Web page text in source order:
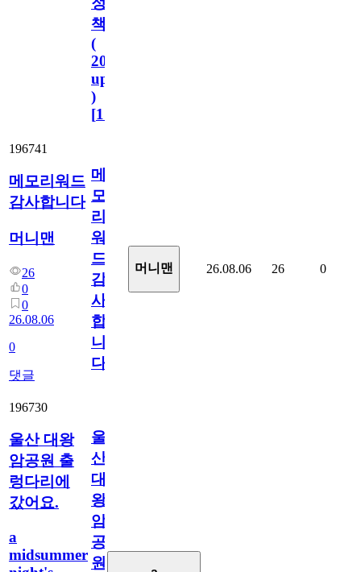
책
(
2023.11.1
update
)
[110
196741
메모리워드
감사합니다
머니맨
26
0
0
26.08.06
0
댓글
메
모
리
워
드
감
사
합
니
다
머니맨 26.08.06 26 0
196730
울산 대왕
암공원 출
렁다리에
갔어요.
a
midsummer
울
산
대
왕
암
공
원